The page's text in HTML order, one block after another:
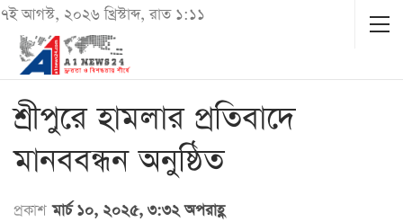
৭ই আগস্ট, ২০২৬ খ্রিস্টাব্দ, রাত ১:১১
শ্রীপুরে হামলার প্রতিবাদে
মানববন্ধন অনুষ্ঠিত
প্রকাশ মার্চ ১০, ২০২৫, ৩:৩২ অপরাহ্ণ